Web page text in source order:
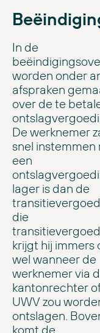
In de
worden onder
afspraken
over de te
De werknemer
snel instemmen
een
lager is dan de
die
krijgt hij immers
wel wanneer de
werknemer via
kantonrechter
UWV zou
ontslagen.
komt de